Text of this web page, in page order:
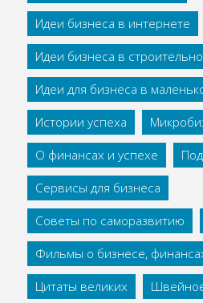
Идеи бизнеса в интернете
Идеи бизнеса в
Идеи для бизнеса в
Истории успеха
О финансах и успехе
Сервисы для бизнеса
Советы по саморазвитию
Фильмы о бизнесе,
Цитаты великих